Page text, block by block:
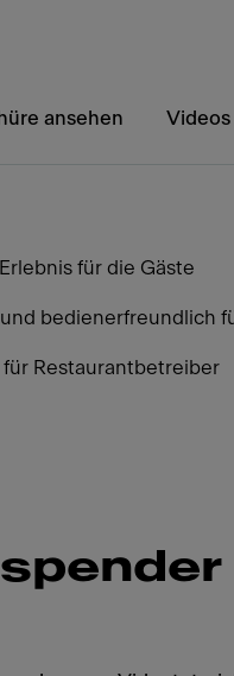
ansehen Videos
für die Gäste
bedienerfreundlich
für Restaurantbetreiber